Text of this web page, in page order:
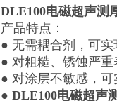
DLE100电磁超声测
产品特点：
● 无需耦合剂，可
● 对粗糙、锈蚀严
● 对涂层不敏感，
● DLE100电磁超声